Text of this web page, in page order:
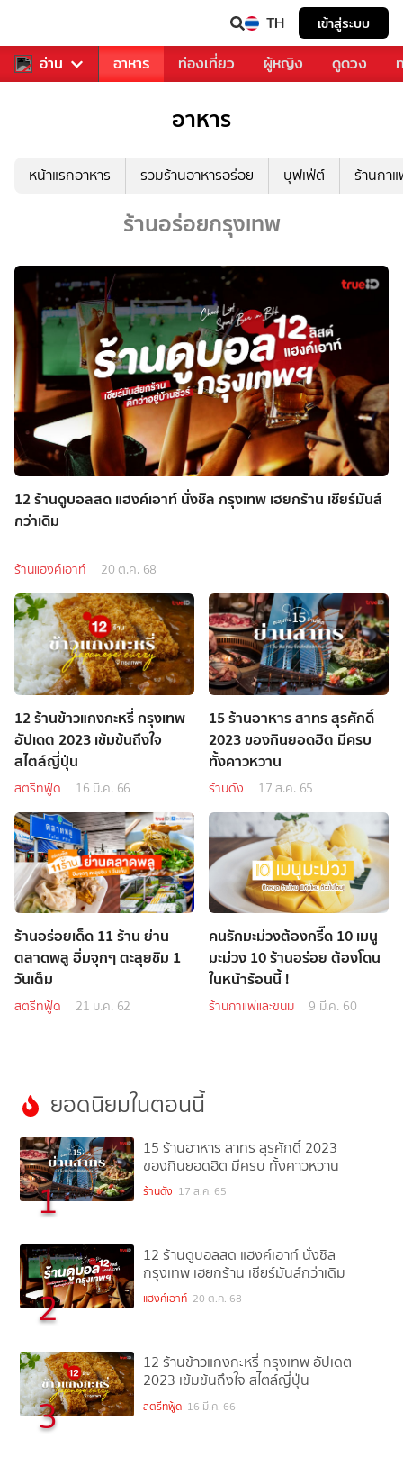
TH เข้าสู่ระบบ
อ่าน
รวงการเพลง อาหาร ท่องเที่ยว ผู้หญิง ดูดวง
อาหาร
หน้าแรกอาหาร รวมร้านอาหารอร่อย บุฟเฟ่ต์ ร้านกา
ร้านอร่อยกรุงเทพ
12 ร้านดูบอลสด แฮงค์เอาท์ นั่งชิล กรุงเทพ เฮยกร้าน เชียร์มันส์
กว่าเดิม
ร้านแฮงค์เอาท์ 20 ต.ค. 68
12 ร้านข้าวแกงกะหรี่ กรุงเทพ
อัปเดต 2023 เข้มข้นถึงใจ
สไตล์ญี่ปุ่น
สตรีทฟู้ด 16 มี.ค. 66
15 ร้านอาหาร สาทร สุรศักดิ์
2023 ของกินยอดฮิต มีครบ
ทั้งคาวหวาน
ร้านดัง 17 ส.ค. 65
ร้านอร่อยเด็ด 11 ร้าน ย่าน
ตลาดพลู อิ่มจุกๆ ตะลุยชิม 1
วันเต็ม
สตรีทฟู้ด 21 ม.ค. 62
คนรักมะม่วงต้องกรี๊ด 10 เมนู
มะม่วง 10 ร้านอร่อย ต้องโดน
ในหน้าร้อนนี้ !
ร้านกาแฟและขนม 9 มี.ค. 60
ยอดนิยมในตอนนี้
1
15 ร้านอาหาร สาทร สุรศักดิ์ 2023
ของกินยอดฮิต มีครบ ทั้งคาวหวาน
ร้านดัง 17 ส.ค. 65
2
12 ร้านดูบอลสด แฮงค์เอาท์ นั่งชิล
กรุงเทพ เฮยกร้าน เชียร์มันส์กว่าเดิม
แฮงค์เอาท์ 20 ต.ค. 68
3
12 ร้านข้าวแกงกะหรี่ กรุงเทพ อัปเดต
2023 เข้มข้นถึงใจ สไตล์ญี่ปุ่น
สตรีทฟู้ด 16 มี.ค. 66